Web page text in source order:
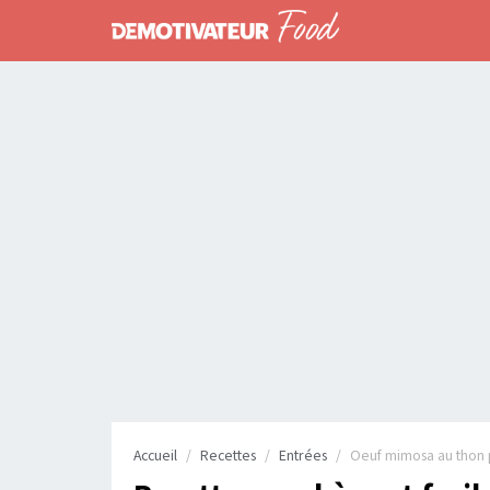
Accueil Recettes Entrées Oeuf mimosa au thon